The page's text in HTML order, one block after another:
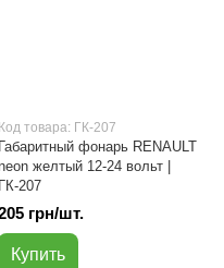
Код товара: ГК-207
Габаритный фонарь RENAULT
желтый 12-24 вольт |
ГК-207
грн/шт.
Купить